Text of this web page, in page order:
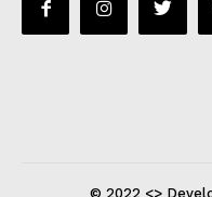
© 2022 <>